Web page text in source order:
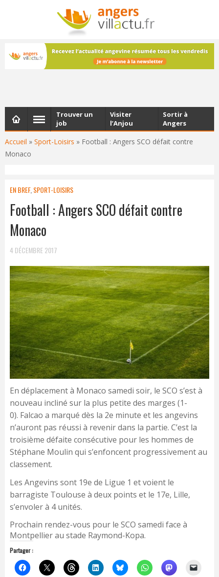
NEWSLETTER
Les dernières actualités d'Angers, chaque vendredi dans
votre boîte e-mail
Accueil » Sport-Loisirs » Football : Angers SCO défait contre
Monaco
Trouver un
job
Visiter
l’Anjou
Sortir à
Angers
EN BREF, SPORT-LOISIRS
Football : Angers SCO défait contre
Monaco
4 DÉCEMBRE 2017
En déplacement à Monaco samedi soir, le SCO s’est à
nouveau incliné sur la plus petite des marges (1-
0). Falcao a marqué dès la 2e minute et les angevins
n’auront pas réussi à revenir dans la partie. C’est la
troisième défaite consécutive pour les hommes de
Stéphane Moulin qui s’enfoncent progressivement au
classement.
Les Angevins sont 19e de Ligue 1 et voient le
barragiste Toulouse à deux points et le 17e, Lille,
s’envoler à 4 unités.
Prochain rendez-vous pour le SCO samedi face à
Montpellier au stade Raymond-Kopa.
Partager :